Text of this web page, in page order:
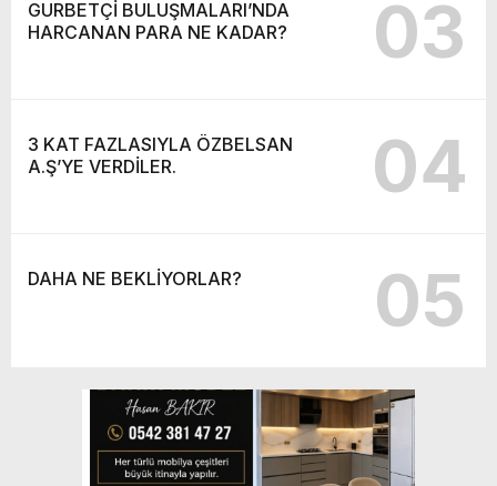
GURBETÇİ BULUŞMALARI’NDA
HARCANAN PARA NE KADAR?
03
3 KAT FAZLASIYLA ÖZBELSAN
A.Ş’YE VERDİLER.
04
DAHA NE BEKLİYORLAR? 05